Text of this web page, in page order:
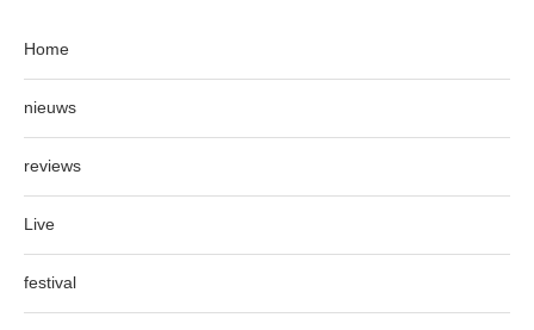
Home
nieuws
reviews
Live
festival